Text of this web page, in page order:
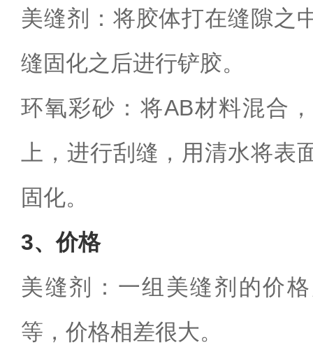
美缝剂：将胶体打在缝隙之
缝固化之后进行铲胶。
环氧彩砂：将AB材料混合
上，进行刮缝，用清水将表
固化。
3、价格
美缝剂：一组美缝剂的价
等，价格相差很大。